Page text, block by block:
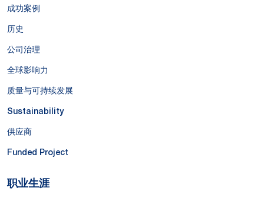
成功案例
历史
公司治理
全球影响力
质量与可持续发展
Sustainability
供应商
Funded Project
职业生涯